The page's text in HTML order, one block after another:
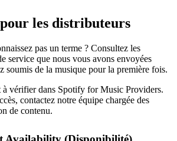
les distributeurs
pas un terme ? Consultez les
service que nous vous avons envoyées
soumis de la musique pour la première fois.
à vérifier dans Spotify for Music Providers.
contactez notre équipe chargée des
de contenu.